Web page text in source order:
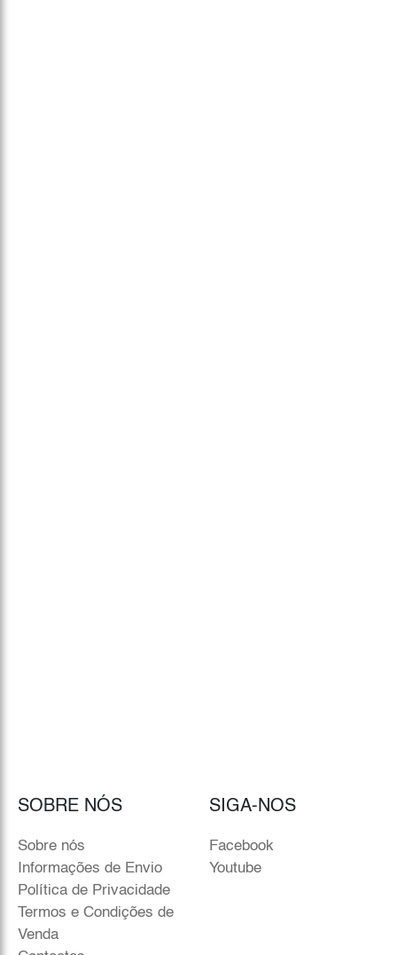
SOBRE NÓS
Sobre nós
Informações de Envio
Política de Privacidade
Termos e Condições de
Venda
SIGA-NOS
Facebook
Youtube